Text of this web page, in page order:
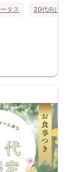
です♪
♪
内させて
は、中止と
る場合がご
り、「中
タス 20代向け